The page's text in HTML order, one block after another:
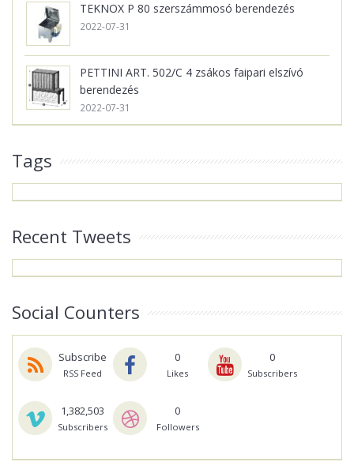
TEKNOX P 80 szerszámmosó berendezés
2022-07-31
PETTINI ART. 502/C 4 zsákos faipari elszívó
berendezés
2022-07-31
Tags
Recent Tweets
Social Counters
Subscribe
RSS Feed
0
Likes
0
Subscribers
1,382,503
Subscribers
0
Followers